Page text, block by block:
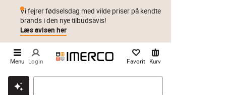
Klik & hent Byt i 1 år Prismatch
Vi fejrer fødselsdag med vilde priser på kendte
brands i den nye tilbudsavis!
Læs avisen her
Menu Login Favorit Kurv